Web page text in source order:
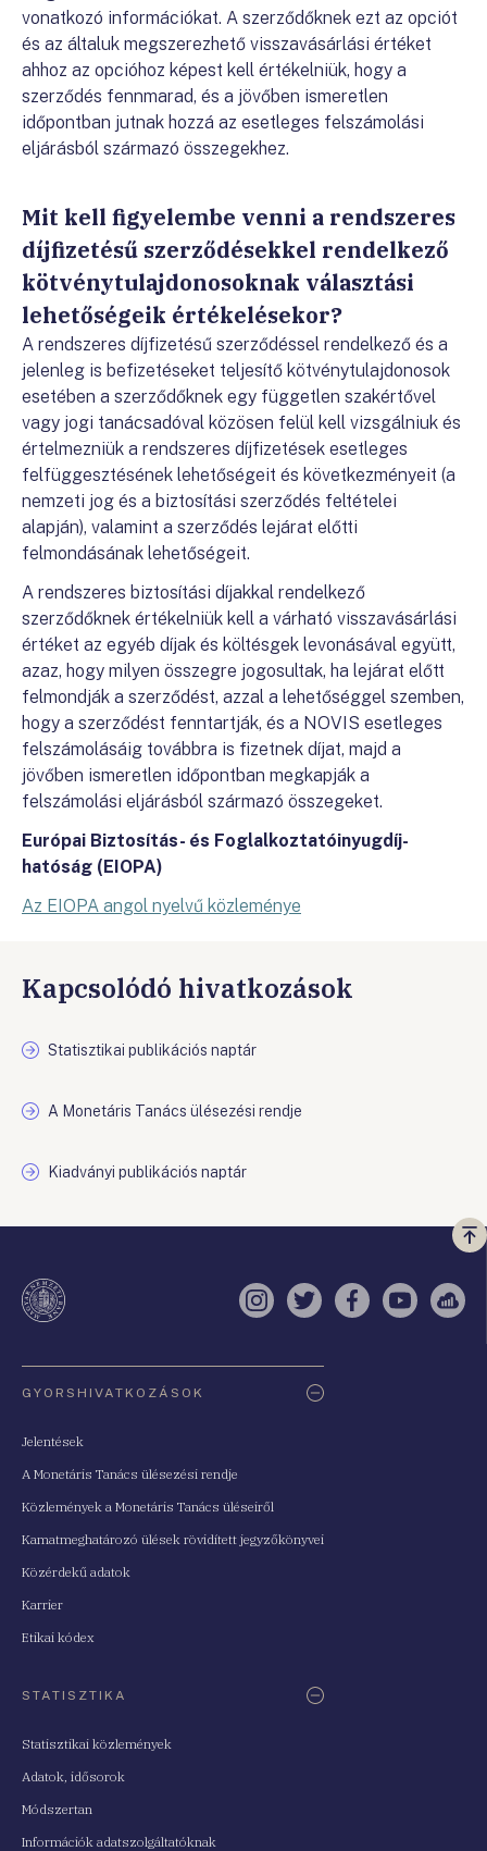
vonatkozó információkat. A szerződőknek ezt az opciót
és az általuk megszerezhető visszavásárlási értéket
ahhoz az opcióhoz képest kell értékelniük, hogy a
szerződés fennmarad, és a jövőben ismeretlen
időpontban jutnak hozzá az esetleges felszámolási
eljárásból származó összegekhez.
Mit kell figyelembe venni a rendszeres
díjfizetésű szerződésekkel rendelkező
kötvénytulajdonosoknak választási
lehetőségeik értékelésekor?
A rendszeres díjfizetésű szerződéssel rendelkező és a
jelenleg is befizetéseket teljesítő kötvénytulajdonosok
esetében a szerződőknek egy független szakértővel
vagy jogi tanácsadóval közösen felül kell vizsgálniuk és
értelmezniük a rendszeres díjfizetések esetleges
felfüggesztésének lehetőségeit és következményeit (a
nemzeti jog és a biztosítási szerződés feltételei
alapján), valamint a szerződés lejárat előtti
felmondásának lehetőségeit.
A rendszeres biztosítási díjakkal rendelkező
szerződőknek értékelniük kell a várható visszavásárlási
értéket az egyéb díjak és költésgek levonásával együtt,
azaz, hogy milyen összegre jogosultak, ha lejárat előtt
felmondják a szerződést, azzal a lehetőséggel szemben,
hogy a szerződést fenntartják, és a NOVIS esetleges
felszámolásáig továbbra is fizetnek díjat, majd a
jövőben ismeretlen időpontban megkapják a
felszámolási eljárásból származó összegeket.
Európai Biztosítás- és Foglalkoztatóinyugdíj-
hatóság (EIOPA)
Az EIOPA angol nyelvű közleménye
Kapcsolódó hivatkozások
Statisztikai publikációs naptár
A Monetáris Tanács ülésezési rendje
Kiadványi publikációs naptár
a
Instagram
TwitterFacebook
YouTube
GYORSHIVATKOZÁSOK
Jelentések
A Monetáris Tanács ülésezési rendje
Közlemények a Monetáris Tanács üléseiről
Kamatmeghatározó ülések rövidített jegyzőkönyvei
Közérdekű adatok
Karrier
Etikai kódex
STATISZTIKA
Statisztikai közlemények
Adatok, idősorok
Módszertan
Információk adatszolgáltatóknak